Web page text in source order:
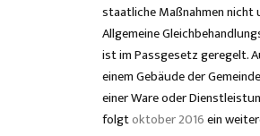
staatliche Maßnahmen nicht
Allgemeine
ist im Passgesetz geregelt.
einem Gebäude der
einer Ware oder
folgtoktober 2016ein